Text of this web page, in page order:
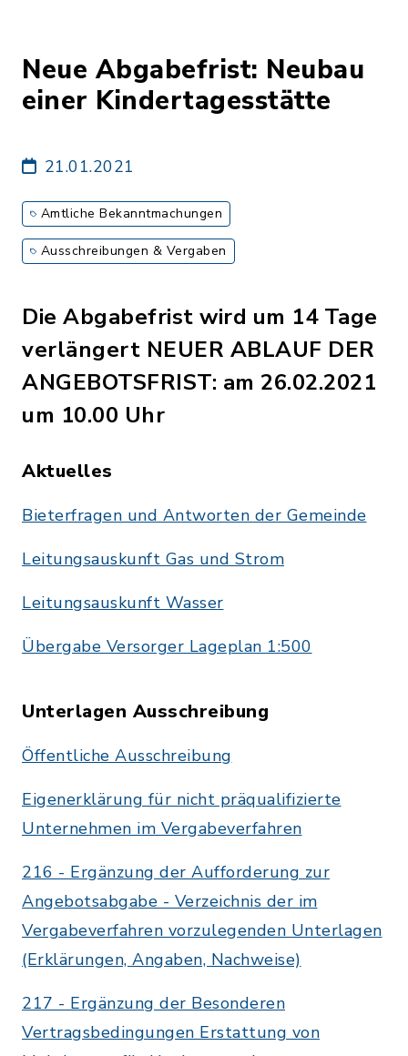
Neue Abgabefrist: Neubau
einer Kindertagesstätte
21.01.2021
Amtliche Bekanntmachungen
Ausschreibungen & Vergaben
Die Abgabefrist wird um 14 Tage
verlängert NEUER ABLAUF DER
ANGEBOTSFRIST: am 26.02.2021
um 10.00 Uhr
Aktuelles
Bieterfragen und Antworten der Gemeinde
Leitungsauskunft Gas und Strom
Leitungsauskunft Wasser
Übergabe Versorger Lageplan 1:500
Unterlagen Ausschreibung
Öffentliche Ausschreibung
Eigenerklärung für nicht präqualifizierte
Unternehmen im Vergabeverfahren
216 - Ergänzung der Aufforderung zur
Angebotsabgabe - Verzeichnis der im
Vergabeverfahren vorzulegenden Unterlagen
(Erklärungen, Angaben, Nachweise)
217 - Ergänzung der Besonderen
Vertragsbedingungen Erstattung von